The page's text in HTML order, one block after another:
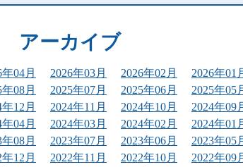
アーカイブ
年04月 2026年03月 2026年02月 2026年01
年08月 2025年07月 2025年06月 2025年05
年12月 2024年11月 2024年10月 2024年09
年04月 2024年03月 2024年02月 2024年01
年08月 2023年07月 2023年06月 2023年05
年12月 2022年11月 2022年10月 2022年09